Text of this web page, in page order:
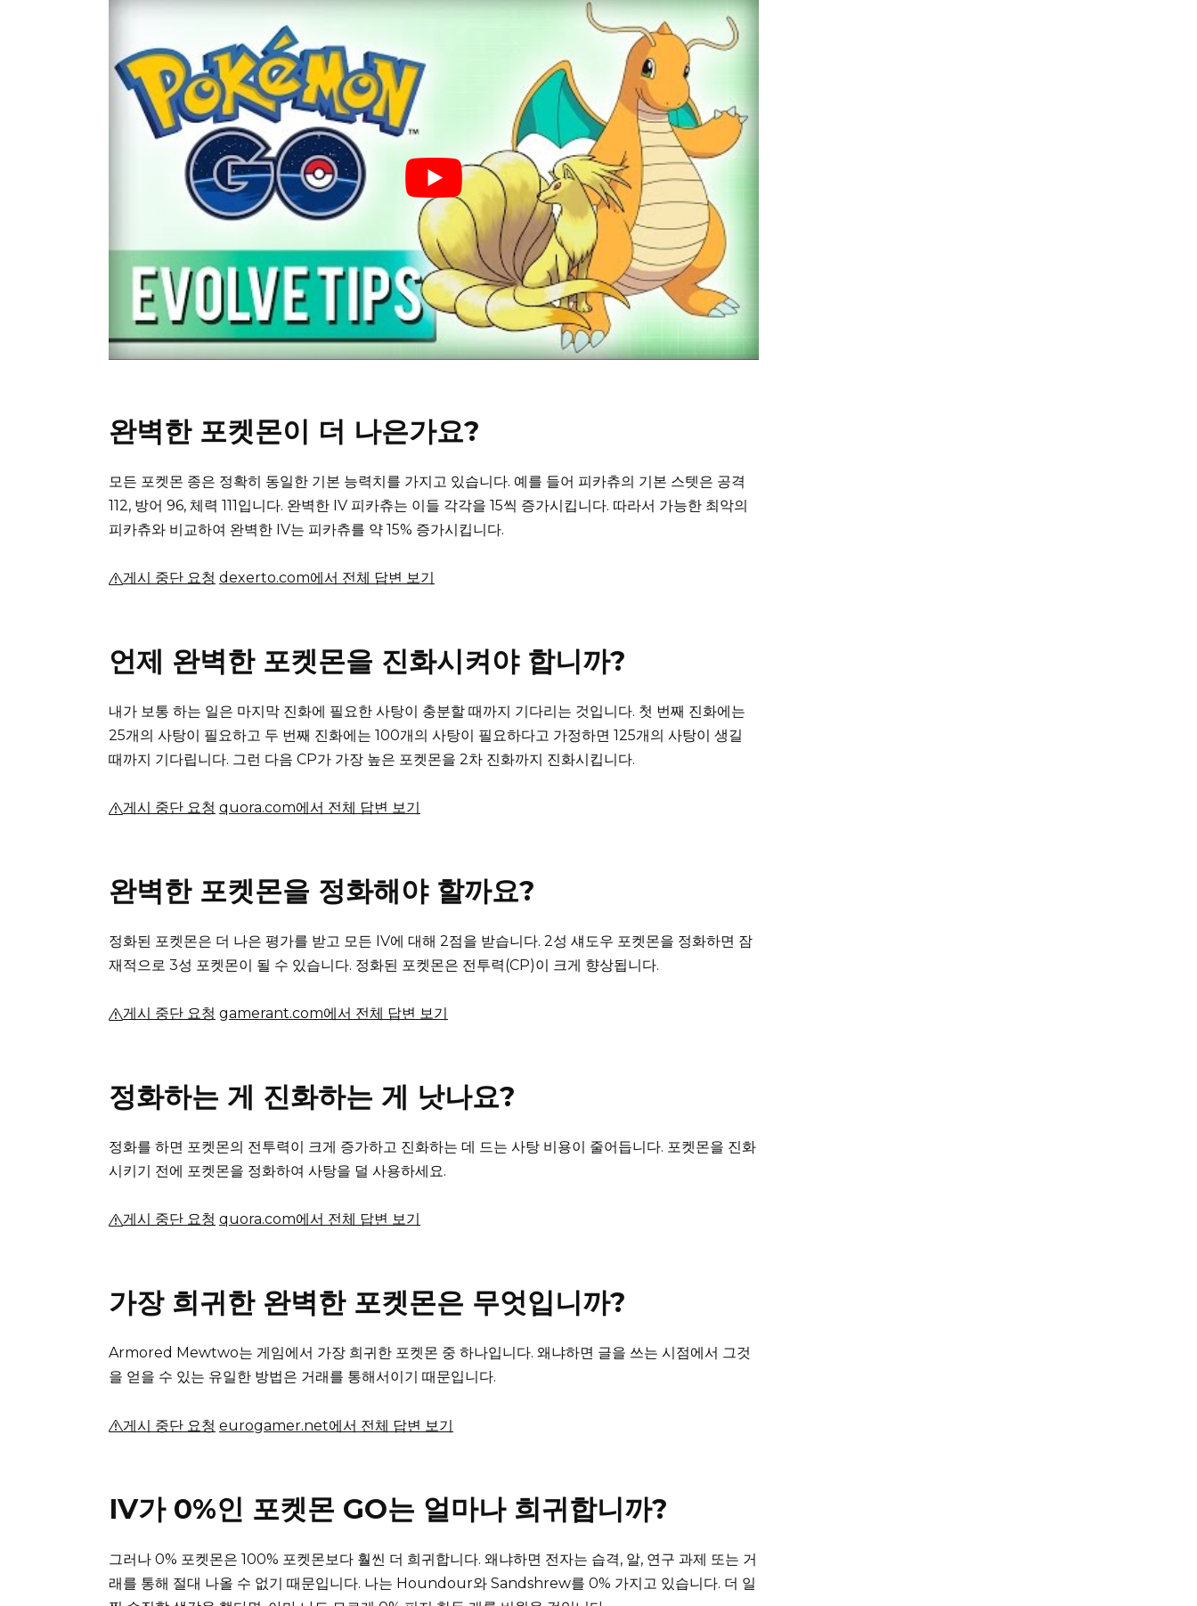
완벽한 포켓몬이 더 나은가요?
모든 포켓몬 종은 정확히 동일한 기본 능력치를 가지고 있습니다. 예를 들어 피카츄의 기본 스텟은 공격
112, 방어 96, 체력 111입니다. 완벽한 IV 피카츄는 이들 각각을 15씩 증가시킵니다. 따라서 가능한 최악의
피카츄와 비교하여 완벽한 IV는 피카츄를 약 15% 증가시킵니다.
게시 중단 요청 dexerto.com에서 전체 답변 보기
언제 완벽한 포켓몬을 진화시켜야 합니까?
내가 보통 하는 일은 마지막 진화에 필요한 사탕이 충분할 때까지 기다리는 것입니다. 첫 번째 진화에는
25개의 사탕이 필요하고 두 번째 진화에는 100개의 사탕이 필요하다고 가정하면 125개의 사탕이 생길
때까지 기다립니다. 그런 다음 CP가 가장 높은 포켓몬을 2차 진화까지 진화시킵니다.
게시 중단 요청 quora.com에서 전체 답변 보기
완벽한 포켓몬을 정화해야 할까요?
정화된 포켓몬은 더 나은 평가를 받고 모든 IV에 대해 2점을 받습니다. 2성 섀도우 포켓몬을 정화하면 잠
재적으로 3성 포켓몬이 될 수 있습니다. 정화된 포켓몬은 전투력(CP)이 크게 향상됩니다.
게시 중단 요청 gamerant.com에서 전체 답변 보기
정화하는 게 진화하는 게 낫나요?
정화를 하면 포켓몬의 전투력이 크게 증가하고 진화하는 데 드는 사탕 비용이 줄어듭니다. 포켓몬을 진화
시키기 전에 포켓몬을 정화하여 사탕을 덜 사용하세요.
게시 중단 요청 quora.com에서 전체 답변 보기
가장 희귀한 완벽한 포켓몬은 무엇입니까?
Armored Mewtwo는 게임에서 가장 희귀한 포켓몬 중 하나입니다. 왜냐하면 글을 쓰는 시점에서 그것
을 얻을 수 있는 유일한 방법은 거래를 통해서이기 때문입니다.
게시 중단 요청 eurogamer.net에서 전체 답변 보기
IV가 0%인 포켓몬 GO는 얼마나 희귀합니까?
그러나 0% 포켓몬은 100% 포켓몬보다 훨씬 더 희귀합니다. 왜냐하면 전자는 습격, 알, 연구 과제 또는 거
래를 통해 절대 나올 수 없기 때문입니다. 나는 Houndour와 Sandshrew를 0% 가지고 있습니다. 더 일